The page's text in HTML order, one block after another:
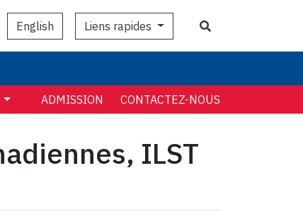
English Liens rapides
ADMISSION CONTACTEZ-NOUS
ILST